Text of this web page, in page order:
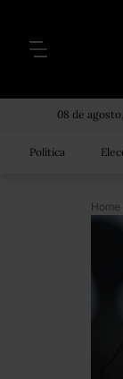
08 de
Política
Home